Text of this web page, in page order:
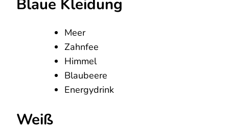
Meer
Zahnfee
Himmel
Blaubeere
Energydrink
Weiß